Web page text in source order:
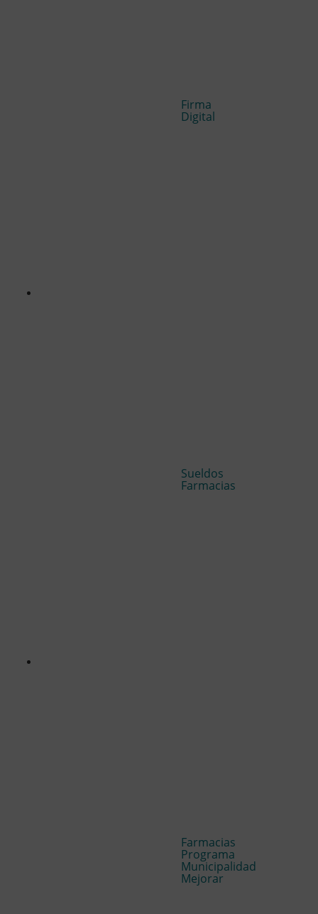
Firma
Digital
Sueldos
Farmacias
Farmacias
Programa
Municipalidad
Mejorar